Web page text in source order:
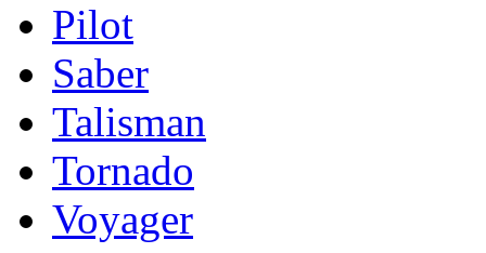
Pilot
Saber
Talisman
Tornado
Voyager